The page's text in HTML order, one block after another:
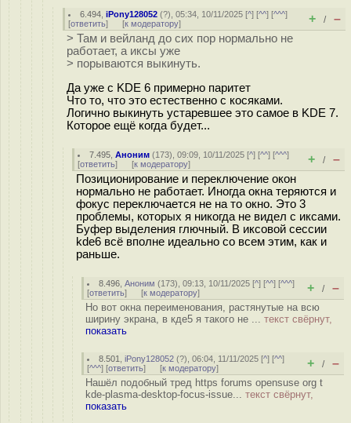
6.494 ,iPony128052 (?), 05:34, 10/11/2025 [^] [^^] [^^^]
[ответить] [к модератору] + / –
> Там и вейланд до сих пор нормально не
работает, а иксы уже
> порываются выкинуть.
Да уже с KDE 6 примерно паритет
Что то, что это естественно с косяками.
Логично выкинуть устаревшее это самое в KDE 7.
Которое ещё когда будет...
7.495 ,Аноним (173), 09:09, 10/11/2025 [^] [^^] [^^^]
[ответить] [к модератору] + / –
Позиционирование и переключение окон
нормально не работает. Иногда окна теряются и
фокус переключается не на то окно. Это 3
проблемы, которых я никогда не видел с иксами.
Буфер выделения глючный. В иксовой сессии
kde6 всё вполне идеально со всем этим, как и
раньше.
8.496 ,Аноним (173), 09:13, 10/11/2025 [^] [^^] [^^^]
[ответить] [к модератору] + / –
Но вот окна переименования, растянутые на всю
ширину экрана, в кде5 я такого не ... текст свёрнут,
показать
8.501 ,iPony128052 (?), 06:04, 11/11/2025 [^] [^^]
[^^^] [ответить] [к модератору] + / –
Нашёл подобный тред https forums opensuse org t
kde-plasma-desktop-focus-issue... текст свёрнут,
показать